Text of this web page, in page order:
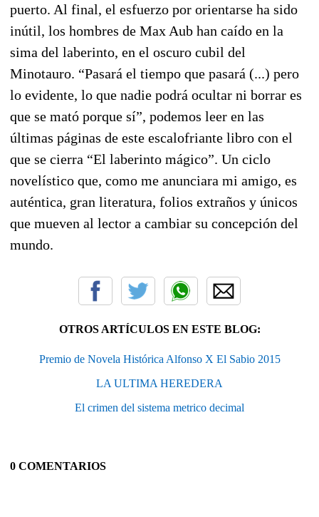
puerto. Al final, el esfuerzo por orientarse ha sido
inútil, los hombres de Max Aub han caído en la
sima del laberinto, en el oscuro cubil del
Minotauro. “Pasará el tiempo que pasará (...) pero
lo evidente, lo que nadie podrá ocultar ni borrar es
que se mató porque sí”, podemos leer en las
últimas páginas de este escalofriante libro con el
que se cierra “El laberinto mágico”. Un ciclo
novelístico que, como me anunciara mi amigo, es
auténtica, gran literatura, folios extraños y únicos
que mueven al lector a cambiar su concepción del
mundo.
OTROS ARTÍCULOS EN ESTE BLOG:
Premio de Novela Histórica Alfonso X El Sabio 2015
LA ULTIMA HEREDERA
El crimen del sistema metrico decimal
0 COMENTARIOS